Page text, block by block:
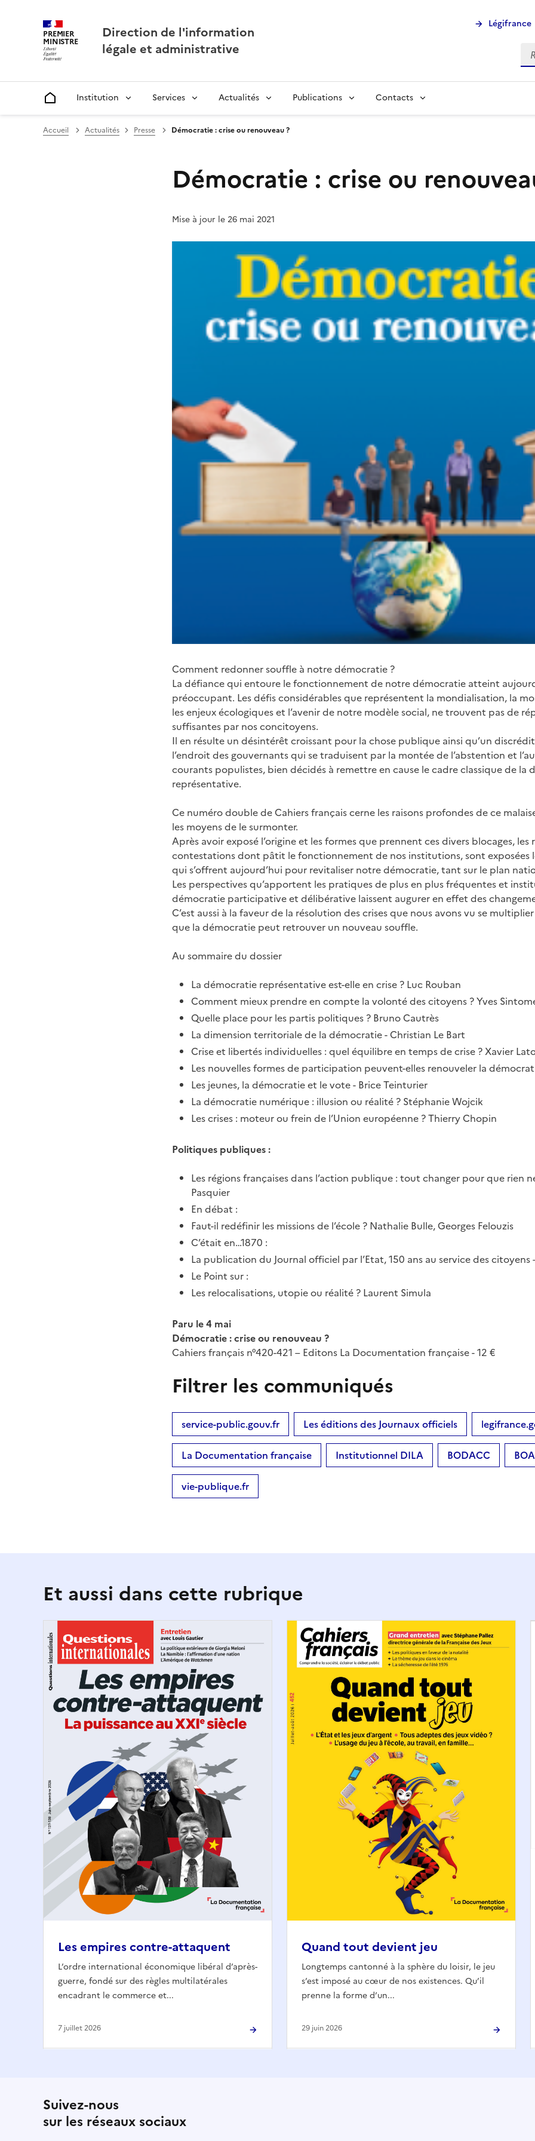
PREMIER
MINISTRE
Direction de l'information
légale et administrative
Légifrance
Institution Services Actualités Publications Contacts
Accueil Actualités Presse Démocratie : crise ou renouveau ?
Démocratie : crise ou
Mise à jour le 26 mai 2021
Comment redonner souffle à notre démocratie ?
La défiance qui entoure le fonctionnement de notre démocratie atteint
préoccupant. Les défis considérables que représentent la mondialisation, la
les enjeux écologiques et l’avenir de notre modèle social, ne trouvent pas de
suffisantes par nos concitoyens.
Il en résulte un désintérêt croissant pour la chose publique ainsi qu’un
l’endroit des gouvernants qui se traduisent par la montée de l’abstention et
courants populistes, bien décidés à remettre en cause le cadre classique de la
représentative.
Ce numéro double de Cahiers français cerne les raisons profondes de ce
les moyens de le surmonter.
Après avoir exposé l’origine et les formes que prennent ces divers blocages, les
contestations dont pâtit le fonctionnement de nos institutions, sont exposées
qui s’offrent aujourd’hui pour revitaliser notre démocratie, tant sur le plan
Les perspectives qu’apportent les pratiques de plus en plus fréquentes et
démocratie participative et délibérative laissent augurer en effet des
C’est aussi à la faveur de la résolution des crises que nous avons vu se
que la démocratie peut retrouver un nouveau souffle.
Au sommaire du dossier
La démocratie représentative est-elle en crise ? Luc Rouban
Comment mieux prendre en compte la volonté des citoyens ? Yves
Quelle place pour les partis politiques ? Bruno Cautrès
La dimension territoriale de la démocratie - Christian Le Bart
Crise et libertés individuelles : quel équilibre en temps de crise ? Xavier
Les nouvelles formes de participation peuvent-elles renouveler la
Les jeunes, la démocratie et le vote - Brice Teinturier
La démocratie numérique : illusion ou réalité ? Stéphanie Wojcik
Les crises : moteur ou frein de l’Union européenne ? Thierry Chopin
Politiques publiques :
Les régions françaises dans l’action publique : tout changer pour que rien
Pasquier
En débat :
Faut-il redéfinir les missions de l’école ? Nathalie Bulle, Georges Felouzis
C’était en…1870 :
La publication du Journal officiel par l’Etat, 150 ans au service des citoyens
Le Point sur :
Les relocalisations, utopie ou réalité ? Laurent Simula
Paru le 4 mai
Démocratie : crise ou renouveau ?
Cahiers français n°420-421 – Editons La Documentation française - 12 €
Filtrer les communiqués
service-public.gouv.fr Les éditions des Journaux officiels
La Documentation française Institutionnel DILA BODACC
vie-publique.fr
Et aussi dans cette rubrique
Les empires contre-attaquent
L’ordre international économique libéral d’après-
guerre, fondé sur des règles multilatérales
encadrant le commerce et...
7 juillet 2026
Quand tout devient jeu
Longtemps cantonné à la sphère du loisir, le jeu
s’est imposé au cœur de nos existences. Qu’il
prenne la forme d’un...
29 juin 2026
Suivez-nous
sur les réseaux sociaux